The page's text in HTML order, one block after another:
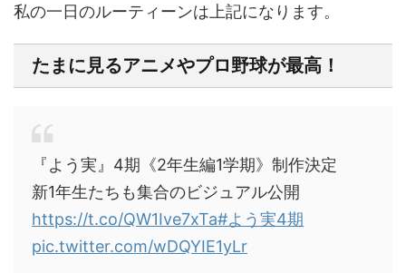
私の一日のルーティーンは上記になります。
たまに見るアニメやプロ野球が最高！
『よう実』4期《2年生編1学期》制作決定
新1年生たちも集合のビジュアル公開
https://t.co/QW1Ive7xTa#よう実4期
pic.twitter.com/wDQYIE1yLr